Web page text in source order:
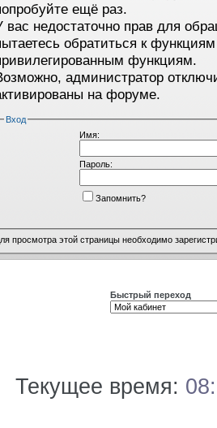
ещё раз.
вас недостаточно прав для
обратиться к
функциям.
администратор
на форуме.
Вход
Имя:
Пароль:
Запомнить?
просмотра этой страницы необходимо
Быстрый переход
Текущее время: